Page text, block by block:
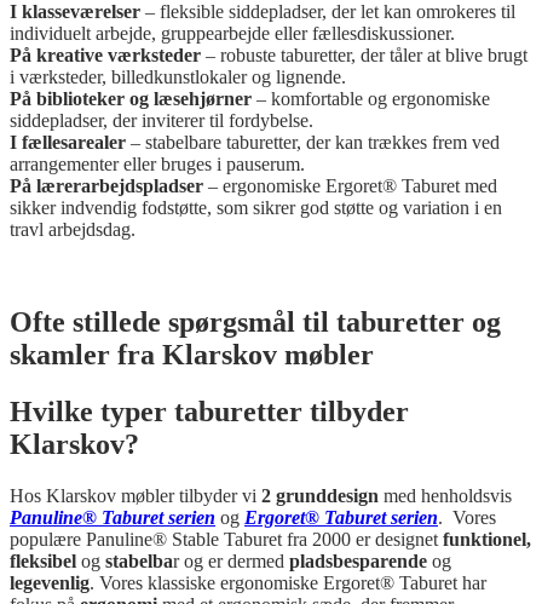
I klasseværelser – fleksible siddepladser, der let kan omrokeres til
individuelt arbejde, gruppearbejde eller fællesdiskussioner.
På kreative værksteder – robuste taburetter, der tåler at blive brugt
i værksteder, billedkunstlokaler og lignende.
På biblioteker og læsehjørner – komfortable og ergonomiske
siddepladser, der inviterer til fordybelse.
I fællesarealer – stabelbare taburetter, der kan trækkes frem ved
arrangementer eller bruges i pauserum.
På lærerarbejdspladser – ergonomiske Ergoret® Taburet med
sikker indvendig fodstøtte, som sikrer god støtte og variation i en
travl arbejdsdag.
Ofte stillede spørgsmål til taburetter og
skamler fra Klarskov møbler
Hvilke typer taburetter tilbyder
Klarskov?
Hos Klarskov møbler tilbyder vi 2 grunddesign med henholdsvis
Panuline® Taburet serien og Ergoret® Taburet serien. Vores
populære Panuline® Stable Taburet fra 2000 er designet funktionel,
fleksibel og stabelbar og er dermed pladsbesparende og
legevenlig. Vores klassiske ergonomiske Ergoret® Taburet har